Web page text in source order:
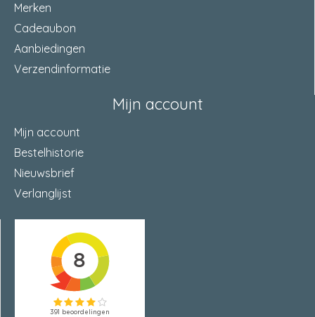
Merken
Cadeaubon
Aanbiedingen
Verzendinformatie
Mijn account
Mijn account
Bestelhistorie
Nieuwsbrief
Verlanglijst